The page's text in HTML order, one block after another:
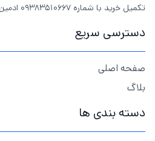
تکمیل خرید با شماره 09383510667 ادمین سایت در ارتباط باشند.
دسترسی سریع
صفحه اصلی
بلاگ
دسته بندی ها